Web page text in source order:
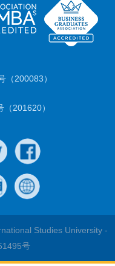
（200083）
201620）
Studies University -
号